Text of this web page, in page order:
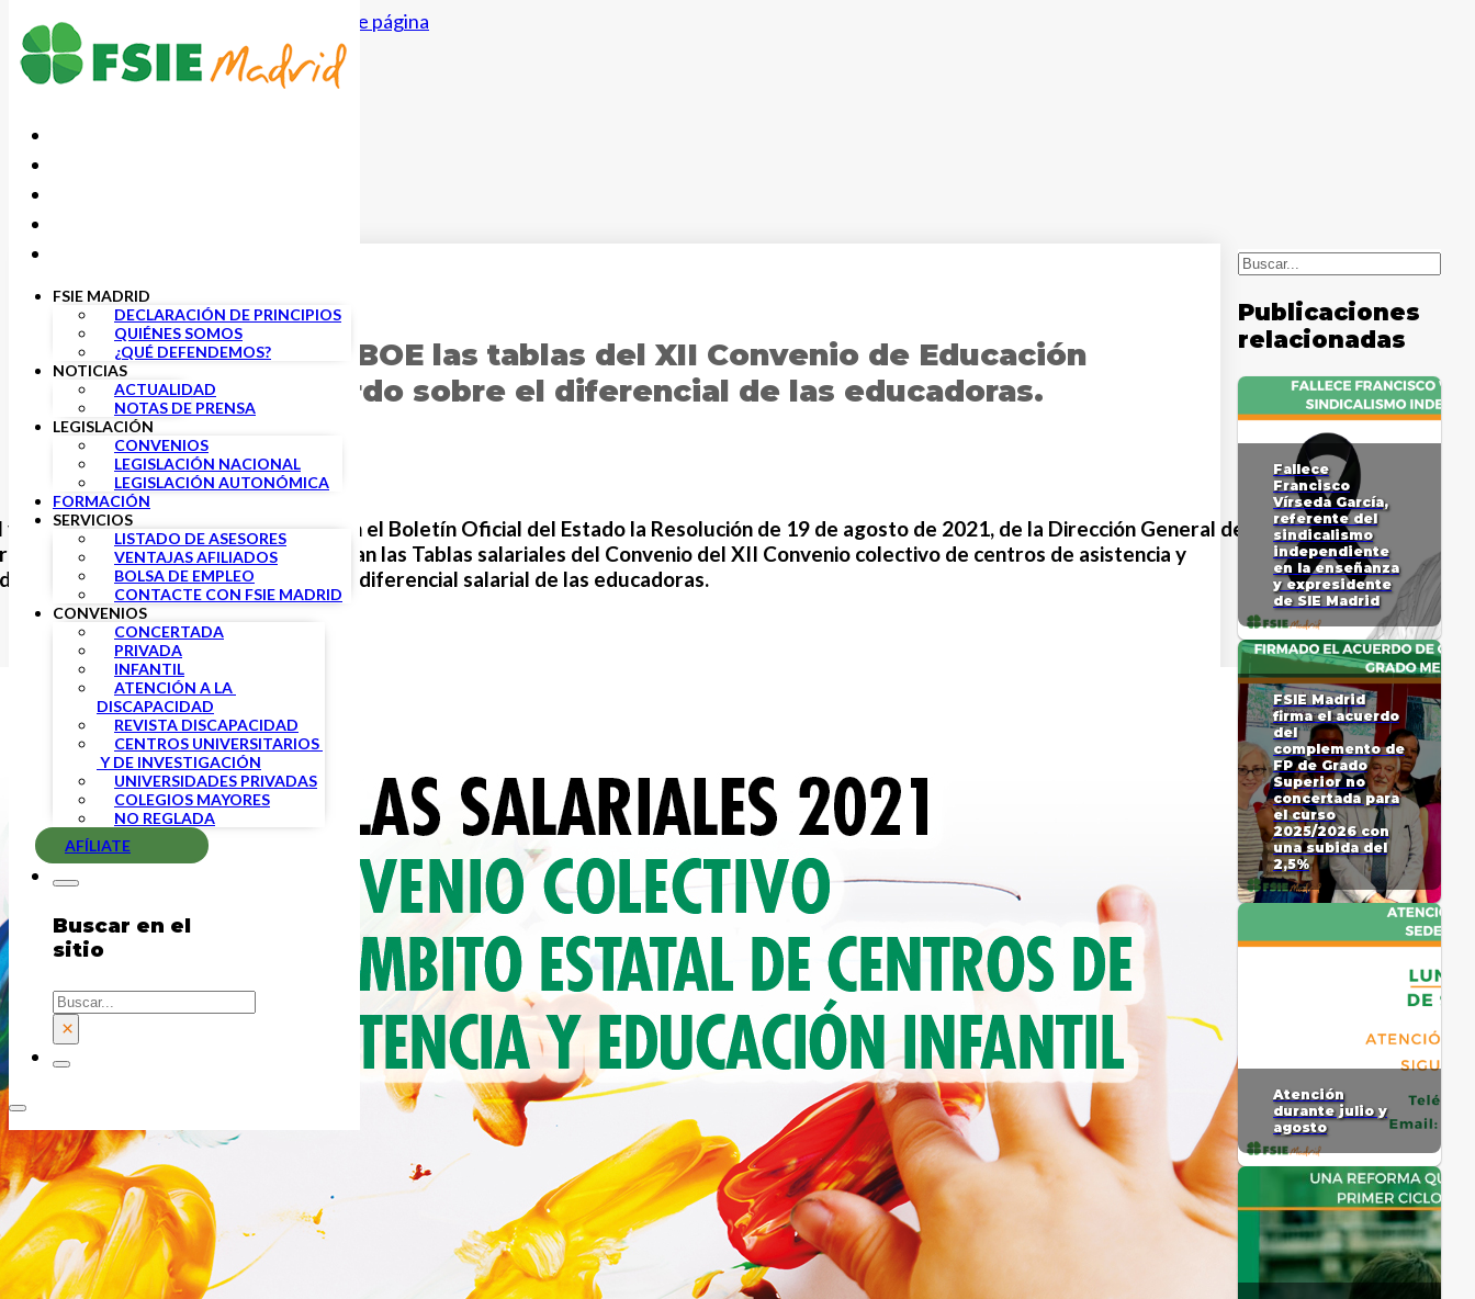
Saltar al contenido principal Saltar al pie de página
FSIE MADRID
DECLARACIÓN DE PRINCIPIOS
QUIÉNES SOMOS
¿QUÉ DEFENDEMOS?
NOTICIAS
ACTUALIDAD
NOTAS DE PRENSA
LEGISLACIÓN
CONVENIOS
LEGISLACIÓN NACIONAL
LEGISLACIÓN AUTONÓMICA
FORMACIÓN
SERVICIOS
LISTADO DE ASESORES
VENTAJAS AFILIADOS
BOLSA DE EMPLEO
CONTACTE CON FSIE MADRID
CONVENIOS
CONCERTADA
PRIVADA
INFANTIL
ATENCIÓN A LA
DISCAPACIDAD
REVISTA DISCAPACIDAD
CENTROS UNIVERSITARIOS
Y DE INVESTIGACIÓN
UNIVERSIDADES PRIVADAS
COLEGIOS MAYORES
NO REGLADA
AFÍLIATE
Buscar en el
sitio
Buscar
×
6 SEPTIEMBRE, 2021
Publicadas en el BOE las tablas del XII Convenio de Educación
Infantil y el acuerdo sobre el diferencial de las educadoras.
viernes 3 de septiembre se publicó en el Boletín Oficial del Estado la Resolución de 19 de agosto de 2021, de la Dirección General de
por la que se registran y publican las Tablas salariales del Convenio del XII Convenio colectivo de centros de asistencia y
infantil y el Acuerdo sobre el diferencial salarial de las educadoras.
Buscar
Publicaciones
relacionadas
Fallece
Francisco
Vírseda García,
referente del
sindicalismo
independiente
en la enseñanza
y expresidente
de SIE Madrid
FSIE Madrid
firma el acuerdo
del
complemento de
FP de Grado
Superior no
concertada para
el curso
2025/2026 con
una subida del
2,5%
Atención
durante julio y
agosto